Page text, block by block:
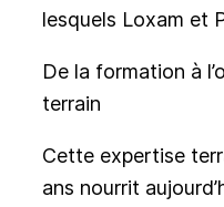
lesquels Loxam et
De la formation à
terrain
Cette expertise
ans nourrit